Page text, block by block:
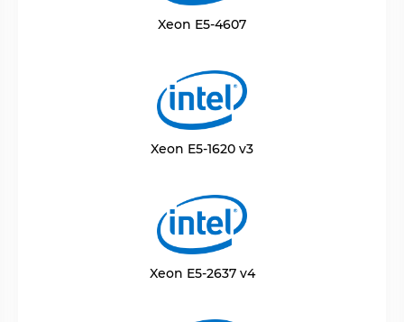
Xeon E5-4607
Xeon E5-1620 v3
Xeon E5-2637 v4